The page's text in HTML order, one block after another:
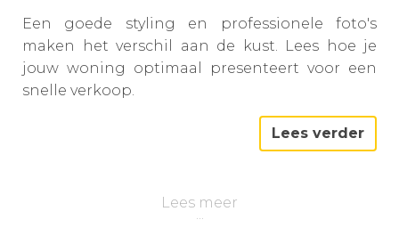
Een goede styling en professionele foto's
maken het verschil aan de kust. Lees hoe je
jouw woning optimaal presenteert voor een
snelle verkoop.
Lees verder
Lees meer